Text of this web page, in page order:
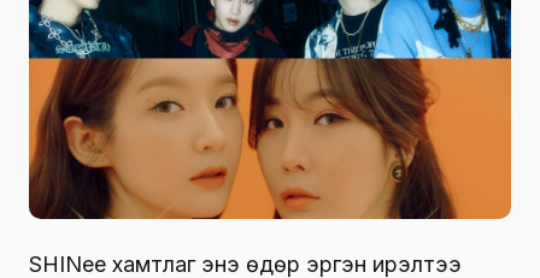
SHINee хамтлаг энэ өдөр эргэн ирэлтээ